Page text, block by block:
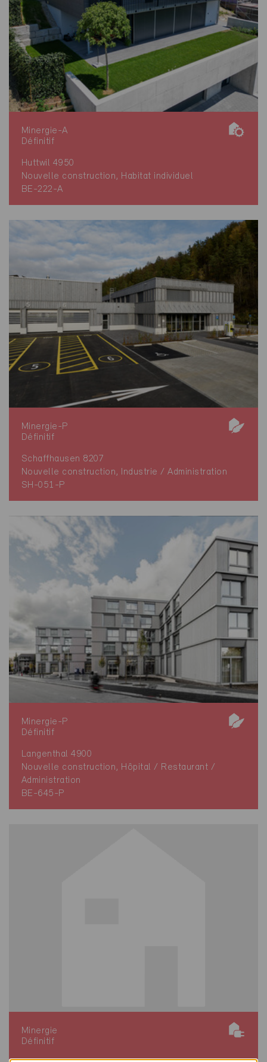
Minergie-A
Définitif
Huttwil 4950
Nouvelle construction, Habitat individuel
BE-222-A
Minergie-P
Définitif
Schaffhausen 8207
Nouvelle construction, Industrie / Administration
SH-051-P
Minergie-P
Définitif
Langenthal 4900
Nouvelle construction, Hôpital / Restaurant /
Administration
BE-645-P
Minergie
Définitif